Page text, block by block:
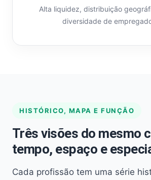
Alta liquidez, distribuição
diversidade de
HISTÓRICO, MAPA E FUNÇÃO
Três visões do mesmo
tempo, espaço e
Cada profissão tem uma série